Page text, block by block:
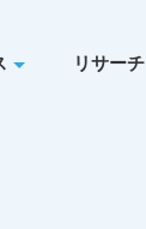
リサーチ